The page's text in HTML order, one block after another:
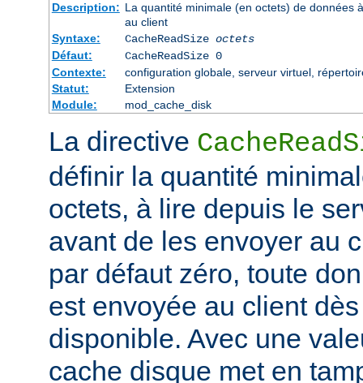
Description: La quantité minimale (en octets) de données
au client
Syntaxe:
CacheReadSize octets
Défaut:
CacheReadSize 0
Contexte:
configuration globale, serveur virtuel,
Statut:
Extension
Module:
mod_cache_disk
La directive
définir la quantité
octets, à lire depuis le
avant de les envoyer au
par défaut zéro, toute
est envoyée au client
disponible. Avec une
cache disque met en